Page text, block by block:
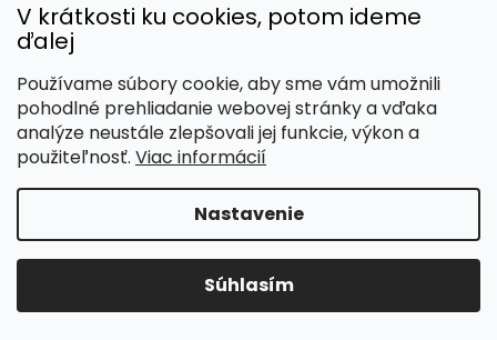
V krátkosti ku cookies, potom ideme
ďalej
Používame súbory cookie, aby sme vám umožnili
pohodlné prehliadanie webovej stránky a vďaka
analýze neustále zlepšovali jej funkcie, výkon a
použiteľnosť. Viac informácií
Nastavenie
Súhlasím